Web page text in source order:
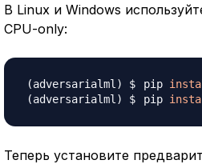
В Linux и Windows
CPU-only:
pip
pip
Теперь установите